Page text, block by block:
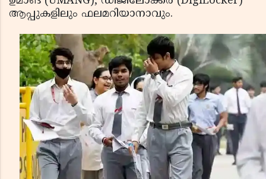
ആപ്പുകളിലും ഫലമറിയാനാവും.